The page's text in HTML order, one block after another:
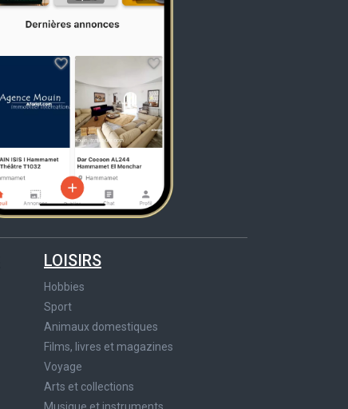
LOISIRS
Hobbies
Sport
Animaux domestiques
Films, livres et magazines
Voyage
Arts et collections